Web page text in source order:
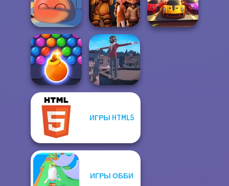
Bubble Shooter
Valentine
Green Ball Parking Line
Fireblob Winter
FNAF Horror At
Home
Bubble Shooter
HD 3
ИГРЫ HTML5
ИГРЫ ОББИ